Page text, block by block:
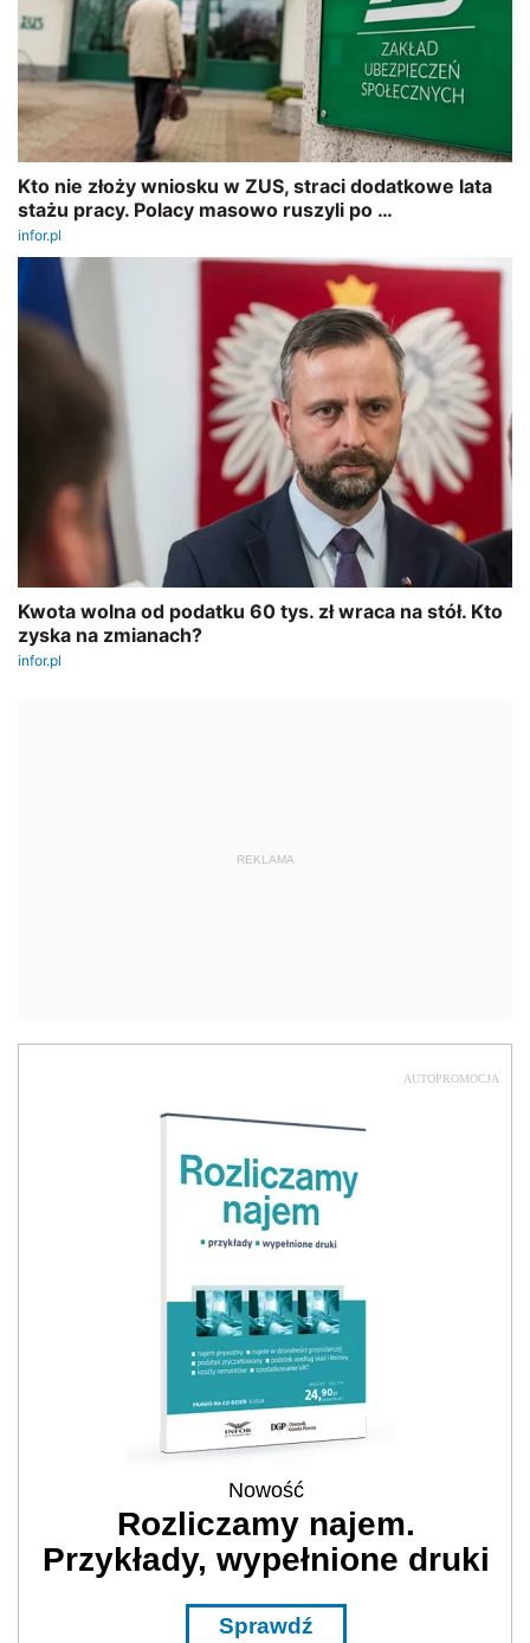
REKLAMA
AUTOPROMOCJA
Nowość
Rozliczamy najem.
Przykłady, wypełnione druki
Sprawdź